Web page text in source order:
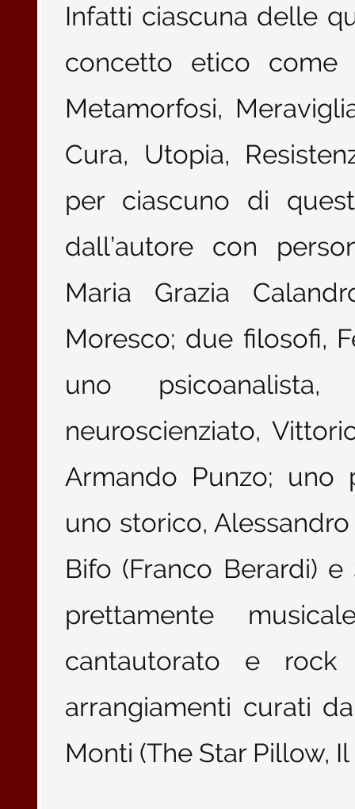
Infatti ciascuna delle
concetto etico come
Metamorfosi,
Cura, Utopia,
per ciascuno di
dall’autore con
Maria Grazia
Moresco; due filosofi,
uno
neuroscienziato,
Armando Punzo; uno
uno storico,
Bifo (Franco Berardi)
prettamente
cantautorato e
arrangiamenti curati
Monti (The Star Pillow,